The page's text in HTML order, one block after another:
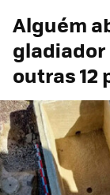
Alguém
outras 12